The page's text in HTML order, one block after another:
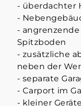
- überdachter
-
-
Spitzboden
- zusätzliche
neben der
- separate
- Carport im
- kleiner